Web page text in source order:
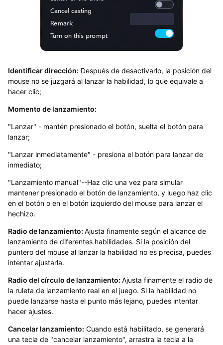
Identificar dirección: Después de desactivarlo, la posición del
mouse no se juzgará al lanzar la habilidad, lo que equivale a
hacer clic;
Momento de lanzamiento:
"Lanzar" - mantén presionado el botón, suelta el botón para
lanzar;
"Lanzar inmediatamente" - presiona el botón para lanzar de
inmediato;
"Lanzamiento manual"--Haz clic una vez para simular
mantener presionado el botón de lanzamiento, y luego haz clic
en el botón o en el botón izquierdo del mouse para lanzar el
hechizo.
Radio de lanzamiento: Ajusta finamente según el alcance de
lanzamiento de diferentes habilidades. Si la posición del
puntero del mouse al lanzar la habilidad no es precisa, puedes
intentar ajustarla.
Radio del círculo de lanzamiento: Ajusta finamente el radio de
la ruleta de lanzamiento real en el juego. Si la habilidad no
puede lanzarse hasta el punto más lejano, puedes intentar
hacer ajustes.
Cancelar lanzamiento: Cuando está habilitado, se generará
una tecla de "cancelar lanzamiento", arrastra la tecla a la